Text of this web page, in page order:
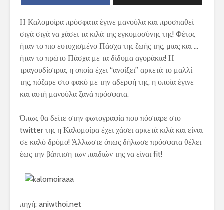
Η Καλομοίρα πρόσφατα έγινε μανούλα και προσπαθεί
σιγά σιγά να χάσει τα κιλά της εγκυμοσύνης της! Φέτος
ήταν το πιο ευτυχισμένο Πάσχα της ζωής της, μιας και …
ήταν το πρώτο Πάσχα με τα δίδυμα αγοράκια! Η
τραγουδίστρια, η οποία έχει “ανοίξει” αρκετά το μαλλί
της, πόζαρε στο φακό με την αδερφή της, η οποία έγινε
και αυτή μανούλα ξανά πρόσφατα.
Όπως θα δείτε στην φωτογραφία που πόσταρε στο
twitter της η Καλομοίρα έχει χάσει αρκετά κιλά και είναι
σε καλό δρόμο! Άλλωστε όπως δήλωσε πρόσφατα θέλει
έως την βάπτιση των παιδιών της να είναι fit!
πηγή: aniwthoi.net